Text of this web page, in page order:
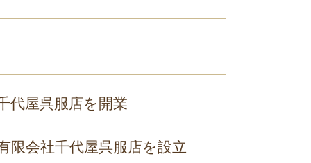
代屋呉服店を開業
限会社千代屋呉服店を設立